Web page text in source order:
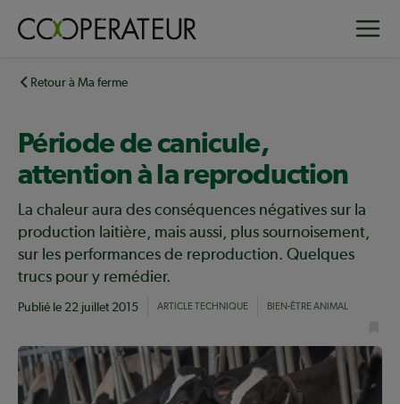
principalRetour à Ma ferme
Période de canicule,
attention à la reproduction
La chaleur aura des conséquences négatives sur la
production laitière, mais aussi, plus sournoisement,
sur les performances de reproduction. Quelques
trucs pour y remédier.
Publié le 22 juillet 2015 ARTICLE TECHNIQUE BIEN-ÊTRE ANIMAL